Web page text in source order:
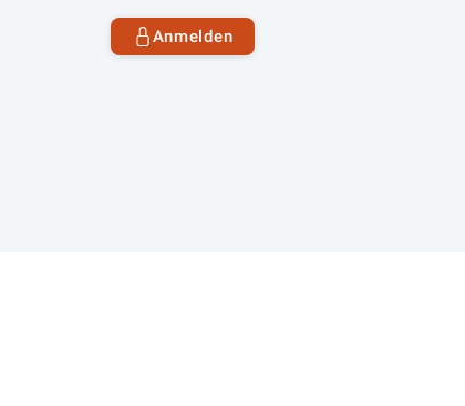
Anmelden